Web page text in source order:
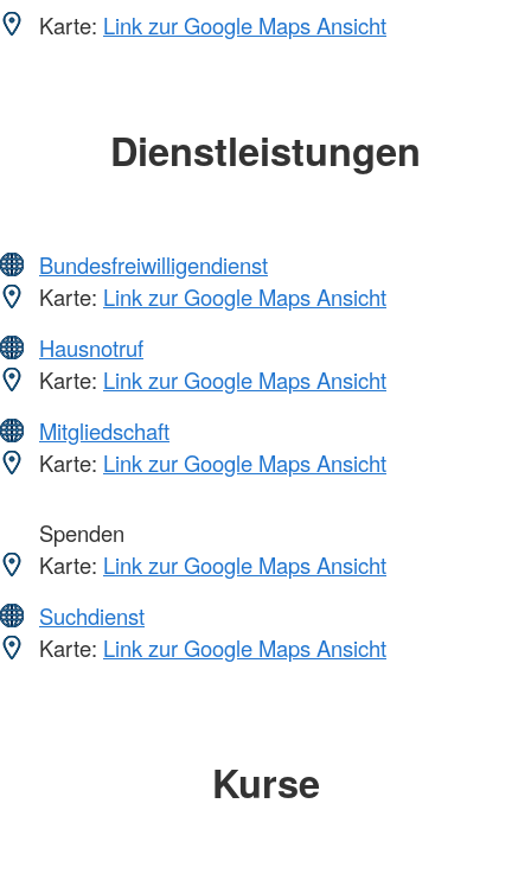
Karte: Link zur Google Maps Ansicht
Dienstleistungen
Bundesfreiwilligendienst
Karte: Link zur Google Maps Ansicht
Hausnotruf
Karte: Link zur Google Maps Ansicht
Mitgliedschaft
Karte: Link zur Google Maps Ansicht
Spenden
Karte: Link zur Google Maps Ansicht
Suchdienst
Karte: Link zur Google Maps Ansicht
Kurse